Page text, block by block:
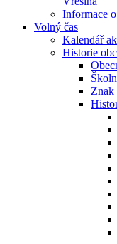
Informace
Volný čas
Kalendář
Historie
Znak